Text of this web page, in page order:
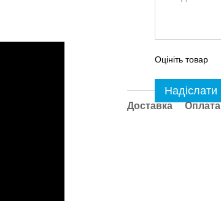
Оцініть товар
Надіслати
Доставка Оплата